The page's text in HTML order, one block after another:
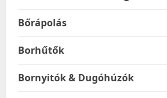
Bőrápolás
Borhűtők
Bornyitók & Dugóhúzók